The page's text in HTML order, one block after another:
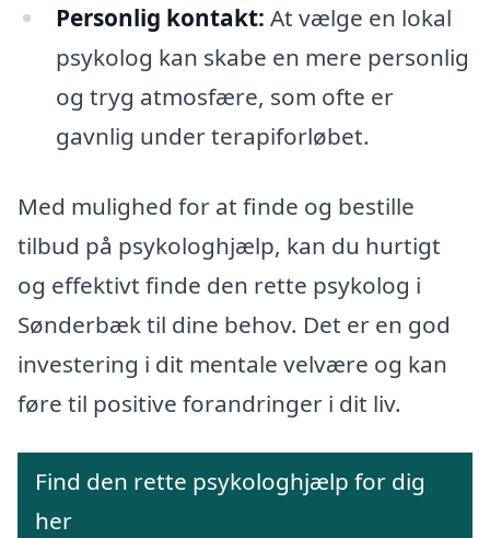
Personlig kontakt: At vælge en lokal
psykolog kan skabe en mere personlig
og tryg atmosfære, som ofte er
gavnlig under terapiforløbet.
Med mulighed for at finde og bestille
tilbud på psykologhjælp, kan du hurtigt
og effektivt finde den rette psykolog i
Sønderbæk til dine behov. Det er en god
investering i dit mentale velvære og kan
føre til positive forandringer i dit liv.
Find den rette psykologhjælp for dig
her